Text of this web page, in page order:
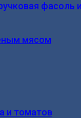
фасоль
мясом
и томатов